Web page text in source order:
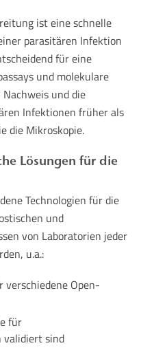
ist eine schnelle
parasitären Infektion
für eine
und molekulare
und die
Infektionen früher als
die Mikroskopie.
Lösungen für die
Technologien für die
und
von Laboratorien jeder
u.a.:
verschiedene Open-
für
sind